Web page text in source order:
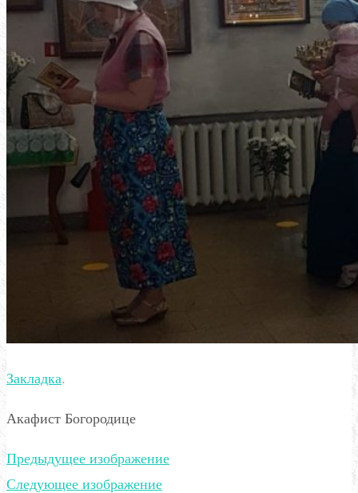
Закладка.
Акафист Богородице
Предыдущее изображение
Следующее изображение